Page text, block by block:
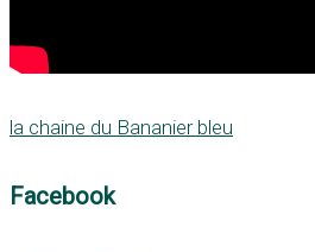
la chaine du Bananier bleu
Facebook